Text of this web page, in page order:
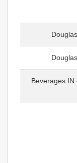
المشروبات في اميركا - Beverages IN